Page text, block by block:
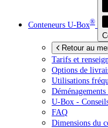
Conteneurs U-Box®
Retour au
Tarifs et
Options de
Utilisations
U-Box -
FAQ
Dimensions du